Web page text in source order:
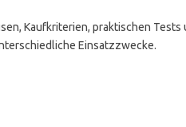
Kaufkriterien, praktischen Tests
Einsatzzwecke.